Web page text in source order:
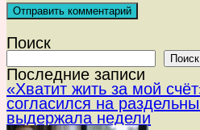
Поиск
Поиск
Последние записи
«Хватит жить за мой
согласился на
выдержала недели